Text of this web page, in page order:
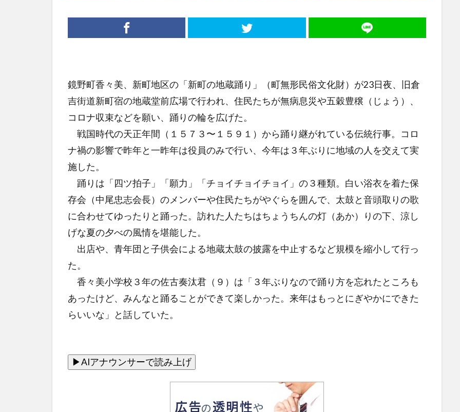
鏡野町香々美、新町地区の「新町の地蔵踊り」（町無形民俗文化財）が23日夜、旧倉
吉街道新町宿の地蔵堂前広場で行われ、住民たちが無病息災や五穀豊穣（じょう）、
コロナ収束などを願い、踊りの輪を広げた。
戦国時代の天正年間（１５７３〜１５９１）から踊り継がれている伝統行事。コロ
ナ禍の影響で昨年と一昨年は役員のみで行い、今年は３年ぶりに地域の人を交えて実
施した。
踊りは「四ツ拍子」「願力」「チョイチョイチョイ」の３種類。白い浴衣を着た保
存会（中尾忠志会長）のメンバーや住民たちがやぐらを囲んで、太鼓と音頭取りの歌
に合わせてゆったりと踊った。訪れた人たちはちょうちんの灯（あか）りの下、涼し
げな夏の夕べの風情を堪能した。
出店や、青年団と子供会による地蔵太鼓の披露を中止するなど規模を縮小して行っ
た。
香々美小学校３年の佐古奏汰君（９）は「３年ぶりなので踊り方を忘れたところも
あったけど、みんなと踊ることができて楽しかった。来年はもっとにぎやかにできた
らいいな」と話していた。